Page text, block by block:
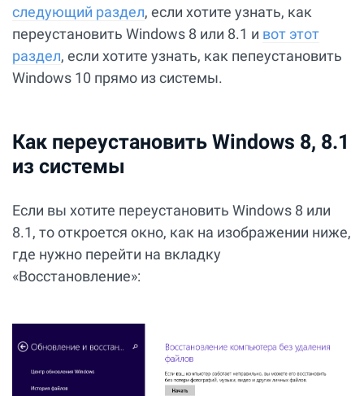
следующий раздел, если хотите узнать, как
переустановить Windows 8 или 8.1 и вот этот
раздел, если хотите узнать, как пепеустановить
Windows 10 прямо из системы.
Как переустановить Windows 8, 8.1
из системы
Если вы хотите переустановить Windows 8 или
8.1, то откроется окно, как на изображении ниже,
где нужно перейти на вкладку
«Восстановление»: